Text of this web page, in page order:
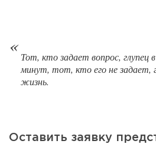
67
Тот, кто задает вопрос, глупец
минут, тот, кто его не задает,
жизнь.
Оставить заявку